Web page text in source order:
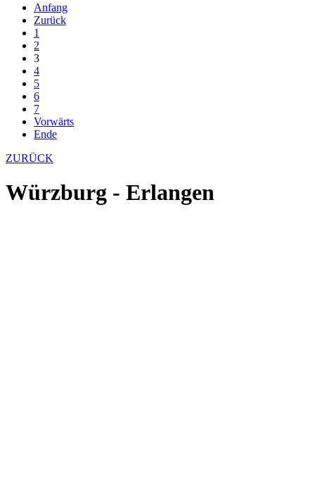
Anfang
Zurück
1
2
3
4
5
6
7
Vorwärts
Ende
ZURÜCK
Würzburg - Erlangen